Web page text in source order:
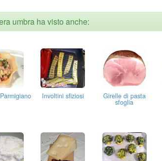
umbra ha visto anche:
Involtini sfiziosi Girelle di pasta
sfoglia